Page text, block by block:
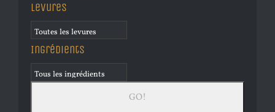
Levures
Ingrédients